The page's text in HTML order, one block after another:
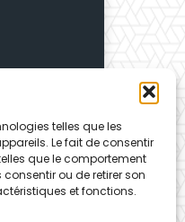
telles que les
Le fait de consentir
que le comportement
ou de retirer son
et fonctions.